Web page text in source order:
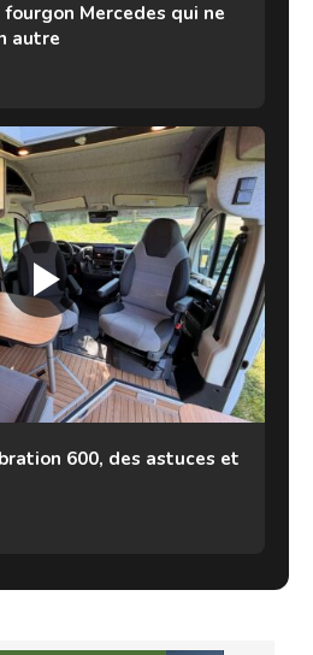
fourgon Mercedes qui ne
autre
600, des astuces et